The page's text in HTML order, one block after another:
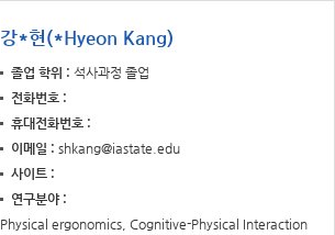
강*현(*Hyeon Kang)
졸업 학위
석사과정 졸업
전화번호
휴대전화번호
이메일
shkang@iastate.edu
사이트
연구분야
Physical ergonomics, Cognitive-Physical Interaction